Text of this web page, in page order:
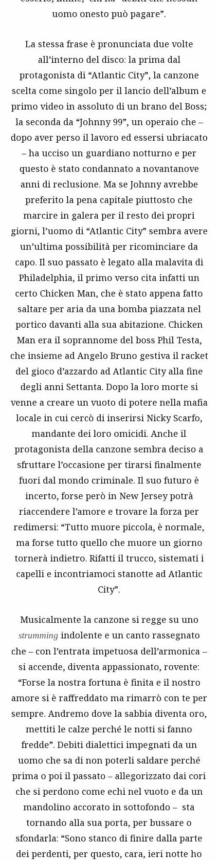
uomo onesto può pagare”.
La stessa frase è pronunciata due volte
all’interno del disco: la prima dal
protagonista di “Atlantic City”, la canzone
scelta come singolo per il lancio dell’album e
primo video in assoluto di un brano del Boss;
la seconda da “Johnny 99”, un operaio che –
dopo aver perso il lavoro ed essersi ubriacato
– ha ucciso un guardiano notturno e per
questo è stato condannato a novantanove
anni di reclusione. Ma se Johnny avrebbe
preferito la pena capitale piuttosto che
marcire in galera per il resto dei propri
giorni, l’uomo di “Atlantic City” sembra avere
un’ultima possibilità per ricominciare da
capo. Il suo passato è legato alla malavita di
Philadelphia, il primo verso cita infatti un
certo Chicken Man, che è stato appena fatto
saltare per aria da una bomba piazzata nel
portico davanti alla sua abitazione. Chicken
Man era il soprannome del boss Phil Testa,
che insieme ad Angelo Bruno gestiva il racket
del gioco d’azzardo ad Atlantic City alla fine
degli anni Settanta. Dopo la loro morte si
venne a creare un vuoto di potere nella mafia
locale in cui cercò di inserirsi Nicky Scarfo,
mandante dei loro omicidi. Anche il
protagonista della canzone sembra deciso a
sfruttare l’occasione per tirarsi finalmente
fuori dal mondo criminale. Il suo futuro è
incerto, forse però in New Jersey potrà
riaccendere l’amore e trovare la forza per
redimersi: “Tutto muore piccola, è normale,
ma forse tutto quello che muore un giorno
tornerà indietro. Rifatti il trucco, sistemati i
capelli e incontriamoci stanotte ad Atlantic
City”.
Musicalmente la canzone si regge su uno
strumming indolente e un canto rassegnato
che – con l’entrata impetuosa dell’armonica –
si accende, diventa appassionato, rovente:
“Forse la nostra fortuna è finita e il nostro
amore si è raffreddato ma rimarrò con te per
sempre. Andremo dove la sabbia diventa oro,
mettiti le calze perché le notti si fanno
fredde”. Debiti dialettici impegnati da un
uomo che sa di non poterli saldare perché
prima o poi il passato – allegorizzato dai cori
che si perdono come echi nel vuoto e da un
mandolino accorato in sottofondo – sta
tornando alla sua porta, per bussare o
sfondarla: “Sono stanco di finire dalla parte
dei perdenti, per questo, cara, ieri notte ho